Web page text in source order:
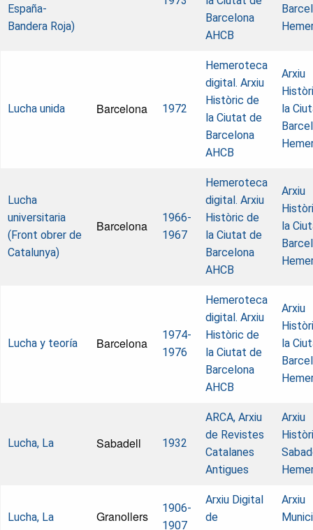
España-
Bandera Roja)
Barcelona
AHCB
Lucha unida Barcelona 1972
Hemeroteca
digital. Arxiu
Històric de
la Ciutat de
Barcelona
AHCB
Arxiu
la
Lucha
universitaria
(Front obrer de
Catalunya)
Barcelona
1966-
1967
Hemeroteca
digital. Arxiu
Històric de
la Ciutat de
Barcelona
AHCB
Arxiu
la
Lucha y teoría Barcelona
1974-
1976
Hemeroteca
digital. Arxiu
Històric de
la Ciutat de
Barcelona
AHCB
Arxiu
la
Lucha, La Sabadell 1932
ARCA, Arxiu
de Revistes
Catalanes
Antigues
Arxiu
Lucha, La Granollers
1906-
1907
Arxiu Digital
de
Arxiu